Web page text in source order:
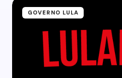
GOVERNO LULA